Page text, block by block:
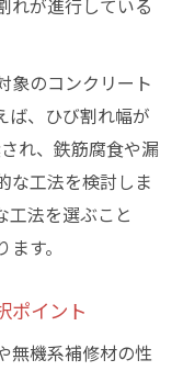
れが進行している
象のコンクリート
ば、ひび割れ幅が
れ、鉄筋腐食や漏
な工法を検討しま
工法を選ぶこと
す。
ポイント
無機系補修材の性